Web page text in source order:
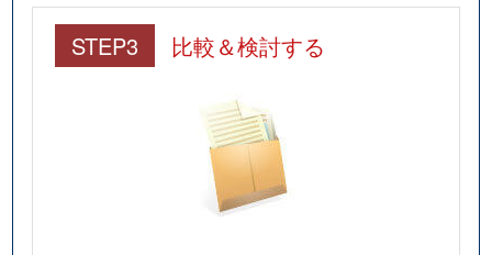
STEP3 比較＆検討する